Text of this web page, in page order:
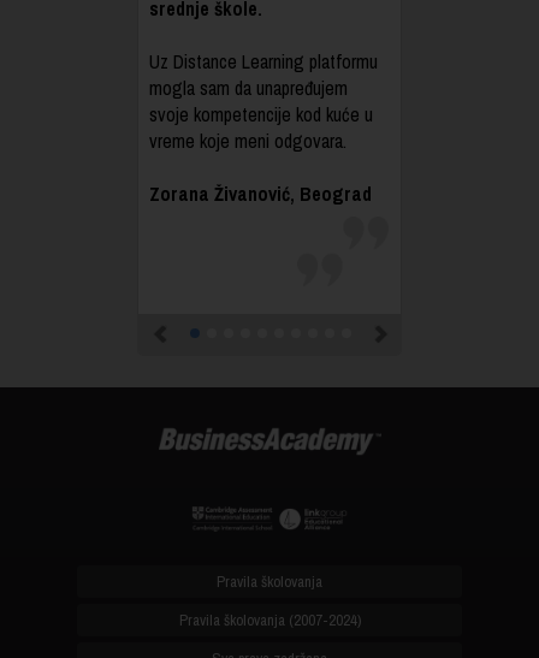
srednje škole.
Uz Distance Learning platformu
mogla sam da unapređujem
svoje kompetencije kod kuće u
vreme koje meni odgovara.
Zorana Živanović, Beograd
Pravila školovanja
Pravila školovanja (2007-2024)